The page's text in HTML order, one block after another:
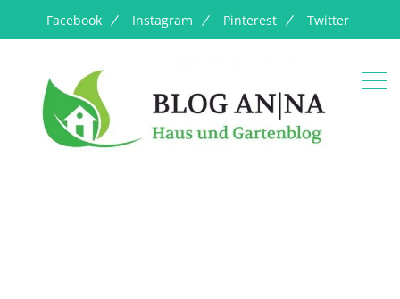
Facebook Instagram Pinterest Twitter